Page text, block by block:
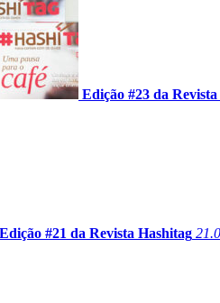
Edição #23 da
Edição #21 da Revista Hashitag